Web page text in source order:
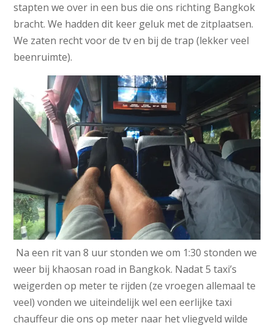
stapten we over in een bus die ons richting Bangkok
bracht. We hadden dit keer geluk met de zitplaatsen.
We zaten recht voor de tv en bij de trap (lekker veel
beenruimte).
Na een rit van 8 uur stonden we om 1:30 stonden we
weer bij khaosan road in Bangkok. Nadat 5 taxi’s
weigerden op meter te rijden (ze vroegen allemaal te
veel) vonden we uiteindelijk wel een eerlijke taxi
chauffeur die ons op meter naar het vliegveld wilde